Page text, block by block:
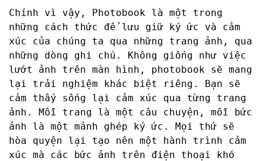
Chính vì vậy, Photobook là một trong
những cách thức để lưu giữ ký ức và cảm
xúc của chúng ta qua những trang ảnh, qua
những dòng ghi chú. Không giống như việc
lướt ảnh trên màn hình, photobook sẽ mang
lại trải nghiệm khác biệt riêng. Bạn sẽ
cảm thấy sống lại cảm xúc qua từng trang
ảnh. Mỗi trang là một câu chuyện, mỗi bức
ảnh là một mảnh ghép ký ức. Mọi thứ sẽ
hòa quyện lại tạo nên một hành trình cảm
xúc mà các bức ảnh trên điện thoại khó